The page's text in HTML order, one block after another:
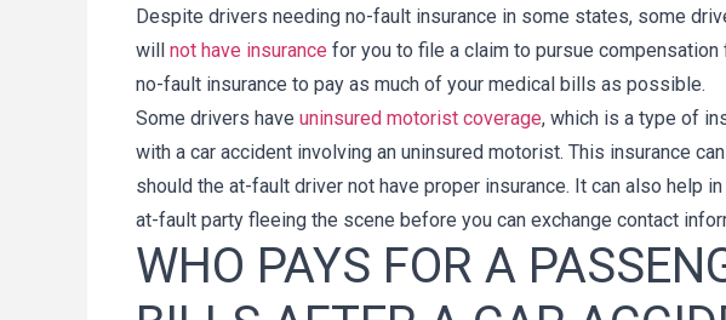
Despite drivers needing no-fault insurance in some states, some
will not have insurance for you to file a claim to pursue
no-fault insurance to pay as much of your medical bills as possible.
Some drivers have uninsured motorist coverage, which is a type of
with a car accident involving an uninsured motorist. This insurance
should the at-fault driver not have proper insurance. It can also help in
at-fault party fleeing the scene before you can exchange contact
WHO PAYS FOR A